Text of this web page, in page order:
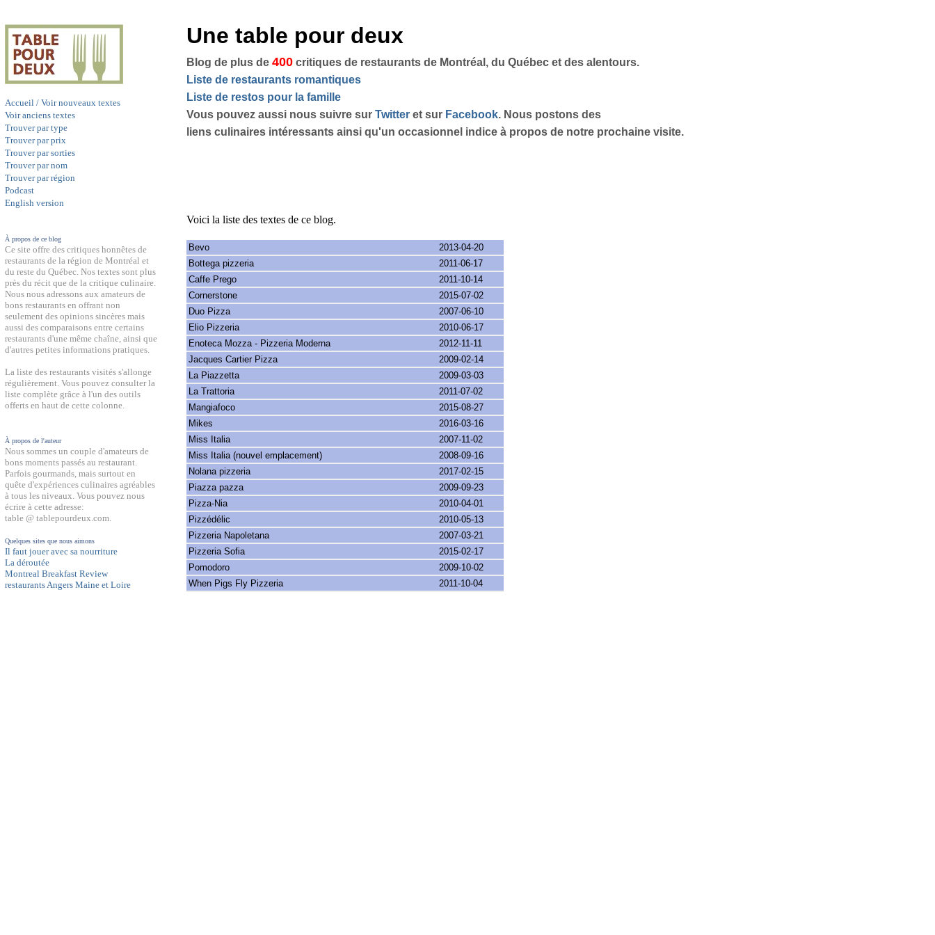
Accueil / Voir nouveaux textes
Voir anciens textes
Trouver par type
Trouver par prix
Trouver par sorties
Trouver par nom
Trouver par région
Podcast
English version
À propos de ce blog
Ce site offre des critiques honnêtes de
restaurants de la région de Montréal et
du reste du Québec. Nos textes sont plus
près du récit que de la critique culinaire.
Nous nous adressons aux amateurs de
bons restaurants en offrant non
seulement des opinions sincères mais
aussi des comparaisons entre certains
restaurants d'une même chaîne, ainsi que
d'autres petites informations pratiques.
La liste des restaurants visités s'allonge
régulièrement. Vous pouvez consulter la
liste complète grâce à l'un des outils
offerts en haut de cette colonne.
À propos de l'auteur
Nous sommes un couple d'amateurs de
bons moments passés au restaurant.
Parfois gourmands, mais surtout en
quête d'expériences culinaires agréables
à tous les niveaux. Vous pouvez nous
écrire à cette adresse:
table @ tablepourdeux.com.
Quelques sites que nous aimons
Il faut jouer avec sa nourriture
La déroutée
Montreal Breakfast Review
restaurants Angers Maine et Loire
Une table pour deux
Blog de plus de 400 critiques de restaurants de Montréal, du Québec et des alentours.
Liste de restaurants romantiques
Liste de restos pour la famille
Vous pouvez aussi nous suivre sur Twitter et sur Facebook. Nous postons des
liens culinaires intéressants ainsi qu'un occasionnel indice à propos de notre prochaine visite.
Voici la liste des textes de ce blog.
Bevo
2013-04-20
Bottega pizzeria
2011-06-17
Caffe Prego
2011-10-14
Cornerstone
2015-07-02
Duo Pizza
2007-06-10
Elio Pizzeria
2010-06-17
Enoteca Mozza - Pizzeria Moderna
2012-11-11
Jacques Cartier Pizza
2009-02-14
La Piazzetta
2009-03-03
La Trattoria
2011-07-02
Mangiafoco
2015-08-27
Mikes
2016-03-16
Miss Italia
2007-11-02
Miss Italia (nouvel emplacement)
2008-09-16
Nolana pizzeria
2017-02-15
Piazza pazza
2009-09-23
Pizza-Nia
2010-04-01
Pizzédélic
2010-05-13
Pizzeria Napoletana
2007-03-21
Pizzeria Sofia
2015-02-17
Pomodoro
2009-10-02
When Pigs Fly Pizzeria
2011-10-04